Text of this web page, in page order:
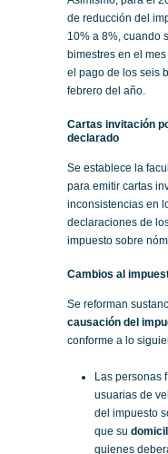
de reducción del
10% a 8%, cuando
bimestres en el
el pago de los seis
febrero del año.
Cartas invitación
declarado
Se establece la
para emitir cartas
inconsistencias en
declaraciones de
impuesto sobre
Cambios al
Se reforman
causación del
conforme a lo
Las personas
usuarias de
del impuesto
que su
quienes